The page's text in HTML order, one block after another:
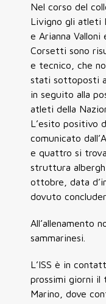
Nel corso del
Livigno gli atleti
e Arianna
Corsetti sono
e tecnico, che
stati sottoposti
in seguito alla
atleti della
L’esito positivo
comunicato
e quattro si
struttura
ottobre, data
dovuto
All’allenamento
sammarinesi.
L’ISS è in
prossimi giorni il
Marino, dove